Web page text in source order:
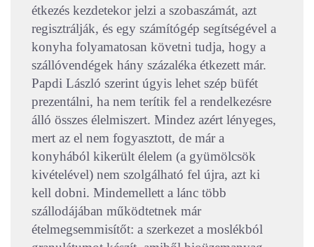
étkezés kezdetekor jelzi a szobaszámát, azt
regisztrálják, és egy számítógép segítségével a
konyha folyamatosan követni tudja, hogy a
szállóvendégek hány százaléka étkezett már.
Papdi László szerint úgyis lehet szép büfét
prezentálni, ha nem terítik fel a rendelkezésre
álló összes élelmiszert. Mindez azért lényeges,
mert az el nem fogyasztott, de már a
konyhából kikerült élelem (a gyümölcsök
kivételével) nem szolgálható fel újra, azt ki
kell dobni. Mindemellett a lánc több
szállodájában működtetnek már
ételmegsemmisítőt: a szerkezet a moslékból